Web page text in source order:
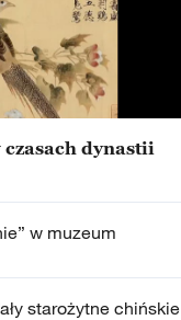
czasach dynastii
w muzeum
starożytne chińskie